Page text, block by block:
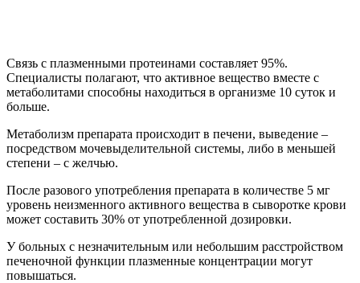
Связь с плазменными протеинами составляет 95%.
Специалисты полагают, что активное вещество вместе с
метаболитами способны находиться в организме 10 суток и
больше.
Метаболизм препарата происходит в печени, выведение –
посредством мочевыделительной системы, либо в меньшей
степени – с желчью.
После разового употребления препарата в количестве 5 мг
уровень неизменного активного вещества в сыворотке крови
может составить 30% от употребленной дозировки.
У больных с незначительным или небольшим расстройством
печеночной функции плазменные концентрации могут
повышаться.